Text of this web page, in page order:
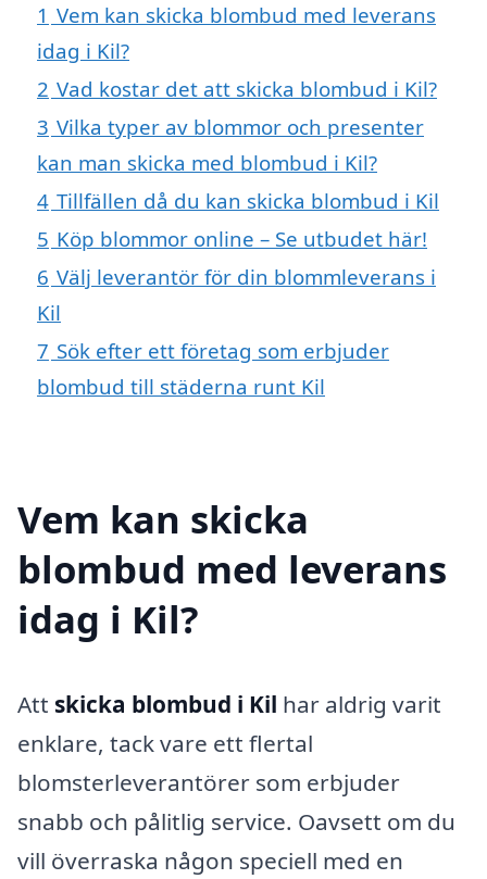
1 Vem kan skicka blombud med leverans
idag i Kil?
2 Vad kostar det att skicka blombud i Kil?
3 Vilka typer av blommor och presenter
kan man skicka med blombud i Kil?
4 Tillfällen då du kan skicka blombud i Kil
5 Köp blommor online – Se utbudet här!
6 Välj leverantör för din blommleverans i
Kil
7 Sök efter ett företag som erbjuder
blombud till städerna runt Kil
Vem kan skicka
blombud med leverans
idag i Kil?
Att skicka blombud i Kil har aldrig varit
enklare, tack vare ett flertal
blomsterleverantörer som erbjuder
snabb och pålitlig service. Oavsett om du
vill överraska någon speciell med en